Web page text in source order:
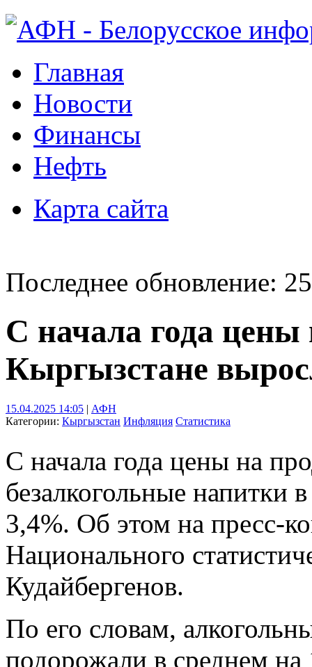
Главная
Новости
Финансы
Нефть
Карта сайта
Последнее обновление:
С начала года
Кыргызстане
15.04.2025 14:05 | АФН
Категории: Кыргызстан Инфляция Статистика
С начала года цены на
безалкогольные напитки
3,4%. Об этом на пресс-
Национального
Кудайбергенов.
По его словам,
подорожали в среднем